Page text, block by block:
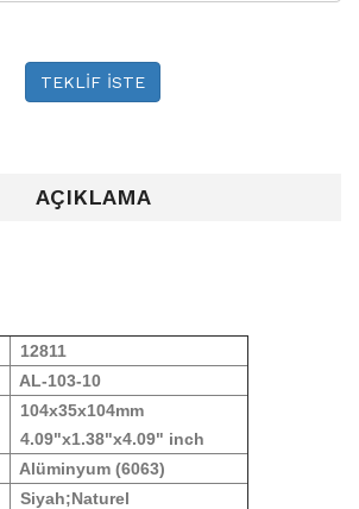
TEKLİF İSTE
AÇIKLAMA
12811
AL-103-10
104x35x104mm
4.09"x1.38"x4.09" inch
Alüminyum (6063)
Siyah;Naturel